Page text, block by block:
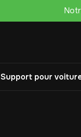
Support pour